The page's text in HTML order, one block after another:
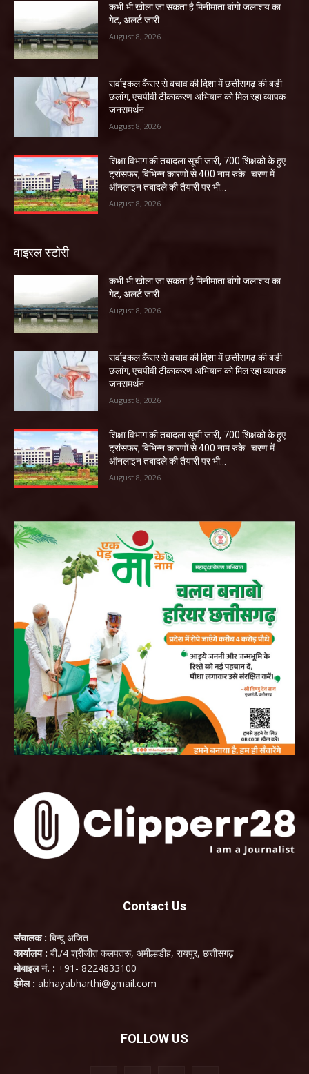
कभी भी खोला जा सकता है मिनीमाता बांगो जलाशय का
गेट, अलर्ट जारी
August 8, 2026
सर्वाइकल कैंसर से बचाव की दिशा में छत्तीसगढ़ की बड़ी
छलांग, एचपीवी टीकाकरण अभियान को मिल रहा व्यापक
जनसमर्थन
August 8, 2026
शिक्षा विभाग की तबादला सूची जारी, 700 शिक्षको के हुए
ट्रांसफर, विभिन्न कारणों से 400 नाम रुके…चरण में
ऑनलाइन तबादले की तैयारी पर भी...
August 8, 2026
वाइरल स्टोरी
कभी भी खोला जा सकता है मिनीमाता बांगो जलाशय का
गेट, अलर्ट जारी
August 8, 2026
सर्वाइकल कैंसर से बचाव की दिशा में छत्तीसगढ़ की बड़ी
छलांग, एचपीवी टीकाकरण अभियान को मिल रहा व्यापक
जनसमर्थन
August 8, 2026
शिक्षा विभाग की तबादला सूची जारी, 700 शिक्षको के हुए
ट्रांसफर, विभिन्न कारणों से 400 नाम रुके…चरण में
ऑनलाइन तबादले की तैयारी पर भी...
August 8, 2026
Contact Us
संचालक : बिन्दु अजित
कार्यालय : बी./4 श्रीजीत कलपतरू, अमील्हडीह, रायपुर, छत्तीसगढ़
मोबाइल नं. : +91- 8224833100
ईमेल : abhayabharthi@gmail.com
FOLLOW US